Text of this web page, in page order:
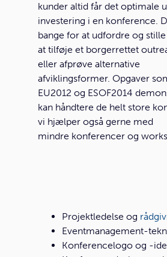
kunder altid får det optimale
investering i en konference.
bange for at udfordre og
at tilføje et borgerrettet
eller afprøve alternative
afviklingsformer. Opgaver
EU2012 og ESOF2014
kan håndtere de helt store
vi hjælper også gerne med
mindre konferencer og
Projektledelse og
Eventmanagement-
Konferencelogo og -